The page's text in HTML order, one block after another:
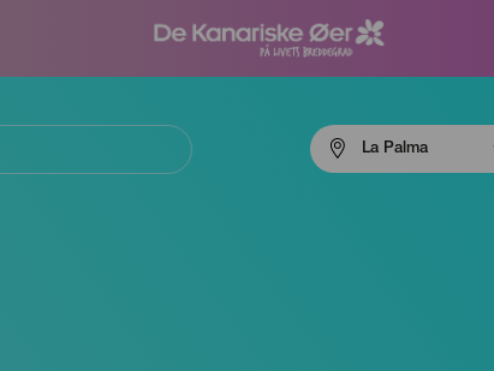
La Palma